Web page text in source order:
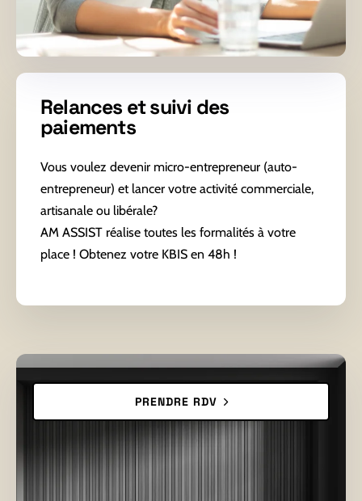
Relances et suivi des
paiements
Vous voulez devenir micro-entrepreneur (auto-
entrepreneur) et lancer votre activité commerciale,
artisanale ou libérale?
AM ASSIST réalise toutes les formalités à votre
place ! Obtenez votre KBIS en 48h !
PRENDRE RDV